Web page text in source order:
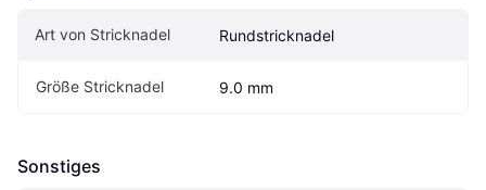
Art von Stricknadel Rundstricknadel
Größe Stricknadel 9.0 mm
Sonstiges